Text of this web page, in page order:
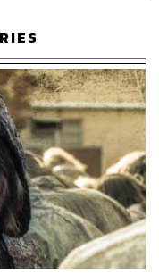
นทร์
dead/novels/the-wa
skybound-books-
VUfe1XAa
Dead: Typhoon